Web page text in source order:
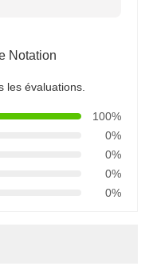
Notation
les évaluations.
100%
0%
0%
0%
0%